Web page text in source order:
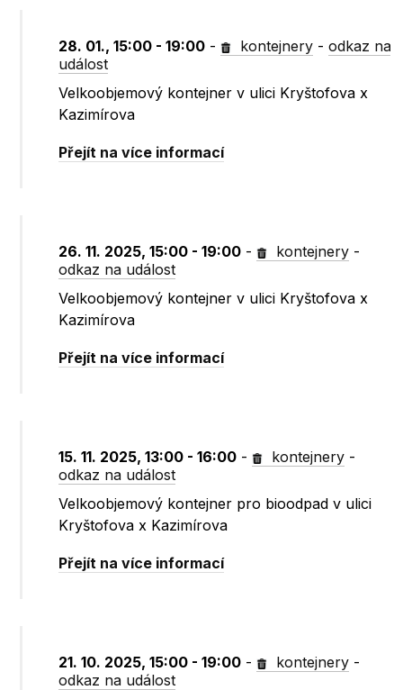
28. 01., 15:00 - 19:00 - kontejnery -odkaz na
událost
Velkoobjemový kontejner v ulici Kryštofova x
Kazimírova
Přejít na více informací
26. 11. 2025, 15:00 - 19:00 - kontejnery -
odkaz na událost
Velkoobjemový kontejner v ulici Kryštofova x
Kazimírova
Přejít na více informací
15. 11. 2025, 13:00 - 16:00 - kontejnery -
odkaz na událost
Velkoobjemový kontejner pro bioodpad v ulici
Kryštofova x Kazimírova
Přejít na více informací
21. 10. 2025, 15:00 - 19:00 - kontejnery -
odkaz na událost